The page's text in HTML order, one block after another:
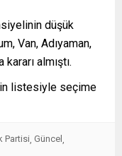
düşük
Van, Adıyaman,
almıştı.
listesiyle seçime
Partisi Güncel